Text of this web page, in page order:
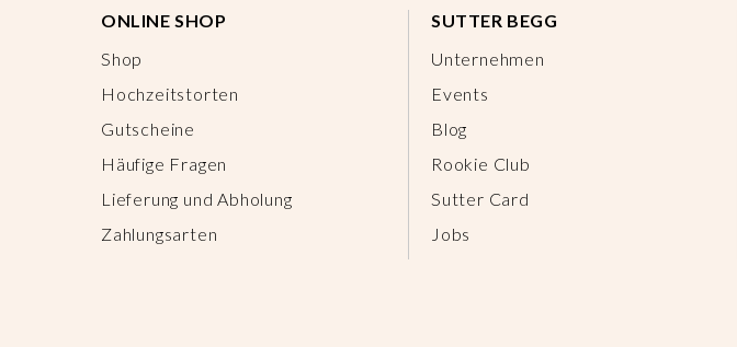
ONLINE SHOP
Shop
Hochzeitstorten
Gutscheine
Häufige Fragen
Lieferung und Abholung
Zahlungsarten
SUTTER BEGG
Unternehmen
Events
Blog
Rookie Club
Sutter Card
Jobs